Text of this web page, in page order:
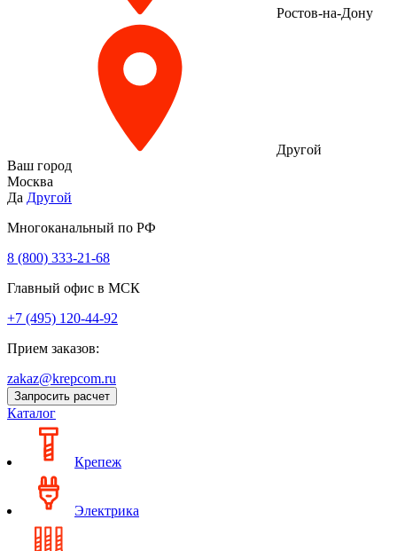
Ростов-на-Дону
Другой
Ваш город
Москва
Да Другой
Многоканальный по РФ
8 (800) 333‑21-68
Главный офис в МСК
+7 (495) 120-44-92
Прием заказов:
zakaz@krepcom.ru
Запросить расчет
Каталог
Крепеж
Электрика